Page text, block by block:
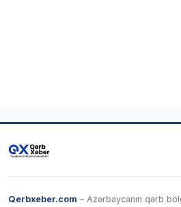
Qerbxeber.com – Azərbaycanın qərb